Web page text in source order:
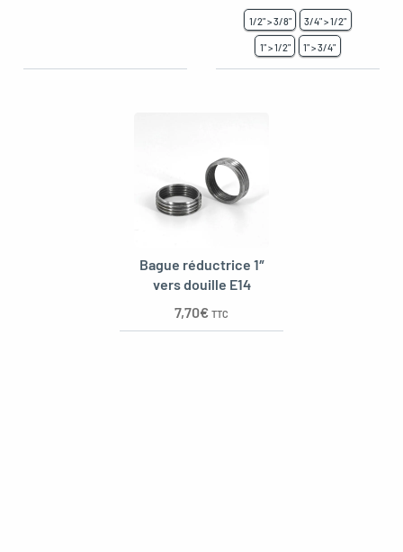
1/2" > 3/8" 3/4" > 1/2"
1" > 1/2" 1" > 3/4"
Bague réductrice 1″
vers douille E14
7,70€ TTC